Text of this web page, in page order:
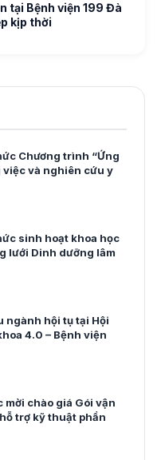
tại Bệnh viện 199 Đà
kịp thời
Chương trình “Ứng
việc và nghiên cứu y
sinh hoạt khoa học
lưới Dinh dưỡng lâm
ngành hội tụ tại Hội
4.0 – Bệnh viện
mời chào giá Gói vận
trợ kỹ thuật phần